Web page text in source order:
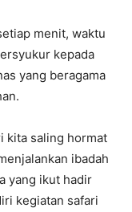
menit, waktu
kepada
yang beragama
kita saling hormat
ibadah
yang ikut hadir
kegiatan safari